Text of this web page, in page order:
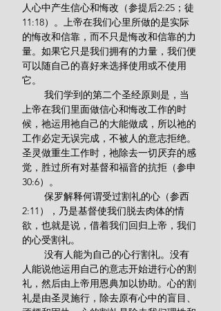
人心中产生信心和悔改（参提后2:25；徒
11:18）。上帝在我们心里所做的是实际
的悔改和信靠，而不只是悔改和信靠的力
量。如果它只是我们拥有的力量，我们便
可以随自己的喜好来选择使用或不使用
它。
上帝在我们里面做信心和悔改工作的时
候，祂运用祂自己的大能做成，所以祂的
工作必定无误完成，不被人的意志拒绝。
圣灵做重生工作时，祂除去一切厌弃的感
觉，胜过所有对基督和福音的抗拒（参申
30:6）。
2:11），乃是基督使我们脱去肉体的情
欲，也就是说，借着我们回归上帝，我们
的心受割礼。
人能说他运用自己的意志开始进行心的割
礼，然后由上帝用恩典加以协助。心的割
礼是由圣灵施行，除去原有心中的盲目、